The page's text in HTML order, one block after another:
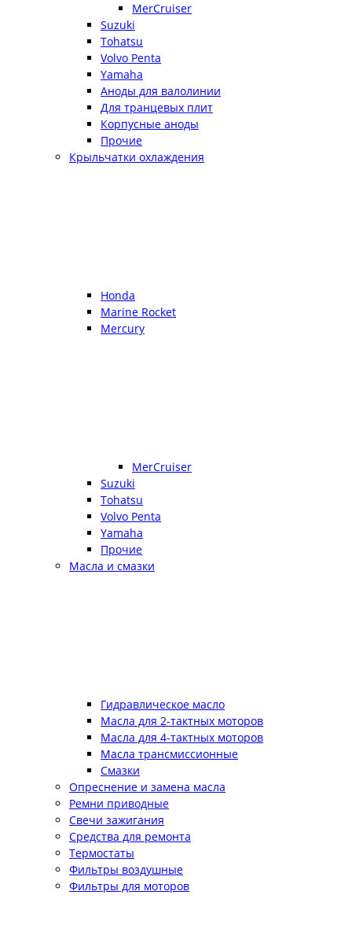
MerCruiser
Suzuki
Tohatsu
Volvo Penta
Yamaha
Аноды для валолинии
Для транцевых плит
Корпусные аноды
Прочие
Крыльчатки охлаждения
Honda
Marine Rocket
Mercury
MerCruiser
Suzuki
Tohatsu
Volvo Penta
Yamaha
Прочие
Масла и смазки
Гидравлическое масло
Масла для 2-тактных моторов
Масла для 4-тактных моторов
Масла трансмиссионные
Смазки
Опреснение и замена масла
Ремни приводные
Свечи зажигания
Средства для ремонта
Термостаты
Фильтры воздушные
Фильтры для моторов